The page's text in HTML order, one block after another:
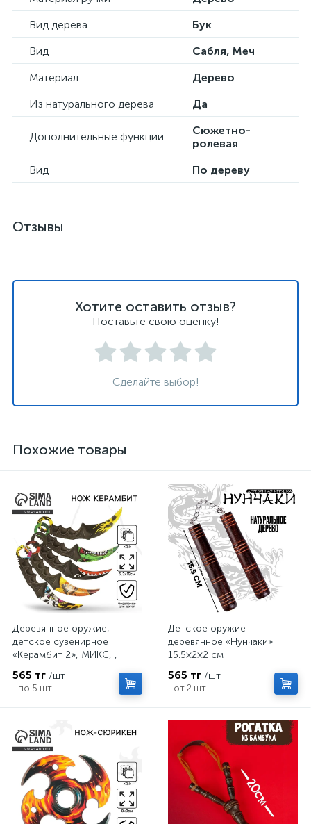
Вид дерева
Бук
Вид
Сабля, Меч
Материал
Дерево
Из натурального дерева
Да
Дополнительные функции
Сюжетно-
ролевая
Вид
По дереву
Отзывы
Хотите оставить отзыв?
Поставьте свою оценку!
Сделайте выбор!
Похожие товары
Деревянное оружие,
детское сувенирное
«Керамбит 2», МИКС, ,
565 тг /шт
по 5 шт.
Детское оружие
деревянное «Нунчаки»
15.5×2×2 см
565 тг /шт
от 2 шт.